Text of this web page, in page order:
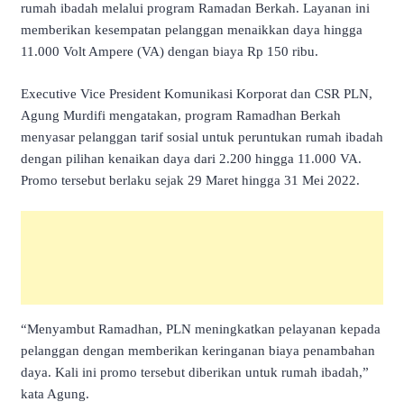
rumah ibadah melalui program Ramadan Berkah. Layanan ini
memberikan kesempatan pelanggan menaikkan daya hingga
11.000 Volt Ampere (VA) dengan biaya Rp 150 ribu.
Executive Vice President Komunikasi Korporat dan CSR PLN,
Agung Murdifi mengatakan, program Ramadhan Berkah
menyasar pelanggan tarif sosial untuk peruntukan rumah ibadah
dengan pilihan kenaikan daya dari 2.200 hingga 11.000 VA.
Promo tersebut berlaku sejak 29 Maret hingga 31 Mei 2022.
“Menyambut Ramadhan, PLN meningkatkan pelayanan kepada
pelanggan dengan memberikan keringanan biaya penambahan
daya. Kali ini promo tersebut diberikan untuk rumah ibadah,”
kata Agung.